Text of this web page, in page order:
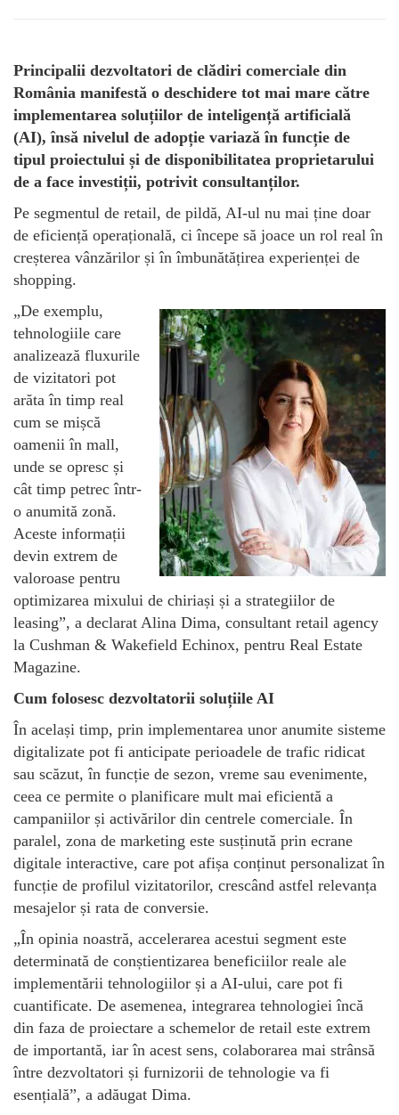
Principalii dezvoltatori de clădiri comerciale din
România manifestă o deschidere tot mai mare către
implementarea soluțiilor de inteligență artificială
(AI), însă nivelul de adopție variază în funcție de
tipul proiectului și de disponibilitatea proprietarului
de a face investiții, potrivit consultanților.
Pe segmentul de retail, de pildă, AI-ul nu mai ține doar
de eficiență operațională, ci începe să joace un rol real în
creșterea vânzărilor și în îmbunătățirea experienței de
shopping.
„De exemplu,
tehnologiile care
analizează fluxurile
de vizitatori pot
arăta în timp real
cum se mișcă
oamenii în mall,
unde se opresc și
cât timp petrec într-
o anumită zonă.
Aceste informații
devin extrem de
valoroase pentru
optimizarea mixului de chiriași și a strategiilor de
leasing”, a declarat Alina Dima, consultant retail agency
la Cushman & Wakefield Echinox, pentru Real Estate
Magazine.
Cum folosesc dezvoltatorii soluțiile AI
În același timp, prin implementarea unor anumite sisteme
digitalizate pot fi anticipate perioadele de trafic ridicat
sau scăzut, în funcție de sezon, vreme sau evenimente,
ceea ce permite o planificare mult mai eficientă a
campaniilor și activărilor din centrele comerciale. În
paralel, zona de marketing este susținută prin ecrane
digitale interactive, care pot afișa conținut personalizat în
funcție de profilul vizitatorilor, crescând astfel relevanța
mesajelor și rata de conversie.
„În opinia noastră, accelerarea acestui segment este
determinată de conștientizarea beneficiilor reale ale
implementării tehnologiilor și a AI-ului, care pot fi
cuantificate. De asemenea, integrarea tehnologiei încă
din faza de proiectare a schemelor de retail este extrem
de importantă, iar în acest sens, colaborarea mai strânsă
între dezvoltatori și furnizorii de tehnologie va fi
esențială”, a adăugat Dima.